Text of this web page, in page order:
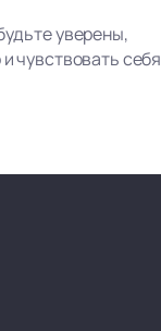
уверены,
чувствовать себя